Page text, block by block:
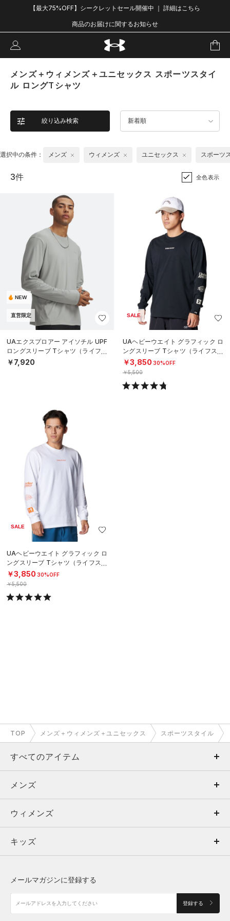
【最大75%OFF】シークレットセール開催中 ｜ 詳細はこちら
商品のお届けに関するお知らせ
メンズ＋ウィメンズ＋ユニセックス スポーツスタイ
ル ロングTシャツ
絞り込み検索 新着順
選択中の条件： メンズ ウィメンズ ユニセックス スポーツ
3件 全色表示
NEW
直営限定
UAエクスプロアー アイソチル UPF
ロングスリーブ Tシャツ（ライフス
タイル/MEN）
￥7,920
SALE
UAヘビーウエイト グラフィック ロ
ングスリーブ Tシャツ（ライフスタ
イル/MEN）
￥3,850 30%OFF
￥5,500
SALE
UAヘビーウエイト グラフィック ロ
ングスリーブ Tシャツ（ライフスタ
イル/MEN）
￥3,850 30%OFF
￥5,500
TOP メンズ＋ウィメンズ＋ユニセックス スポーツスタイル
すべてのアイテム
メンズ
ウィメンズ
キッズ
アクセサリー
メンズ
トップス
ボトムス
アクセサリー
ウィメンズ
トップス
シューズ
キッズ
メールマガジンに登録する
登録する